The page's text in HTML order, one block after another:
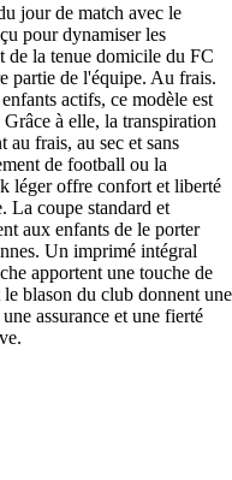
jour de match avec le
pour dynamiser les
de la tenue domicile du FC
partie de l'équipe. Au frais.
actifs, ce modèle est
à elle, la transpiration
au frais, au sec et sans
de football ou la
léger offre confort et liberté
La coupe standard et
aux enfants de le porter
Un imprimé intégral
apportent une touche de
blason du club donnent une
assurance et une fierté